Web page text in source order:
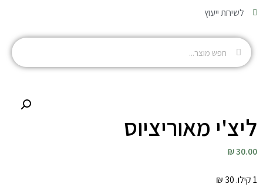
לשיחת ייעוץ
ליצ'י מאוריציוס
30.00 ₪
1 קילו. 30 ₪